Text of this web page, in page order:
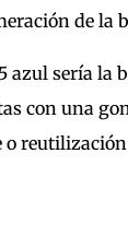
de la
azul sería la
con una
o